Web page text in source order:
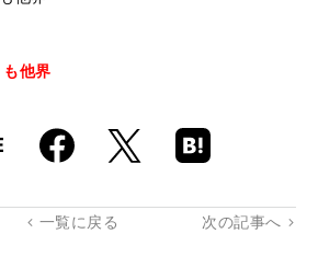
他界
Faceboo
k
X
Hatena
Boo
rk
一覧に戻る 次の記事へ